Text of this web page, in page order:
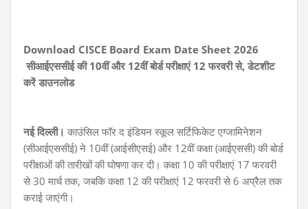
Download CISCE Board Exam Date Sheet 2026
सीआईएससीई की 10वीं और 12वीं बोर्ड परीक्षाएं 12 फरवरी से, डेटशीट
करें डाउनलोड
नई दिल्ली। काउंसिल फॉर द इंडियन स्कूल सर्टिफिकेट एग्जामिनेशन
(सीआईएससीई) ने 10वीं (आईसीएसई) और 12वीं कक्षा (आईएससी) की बोर्ड
परीक्षाओं की तारीखों की घोषणा कर दी। कक्षा 10 की परीक्षाएं 17 फरवरी
से 30 मार्च तक, जबकि कक्षा 12 की परीक्षाएं 12 फरवरी से 6 अप्रैल तक
कराई जाएंगी।